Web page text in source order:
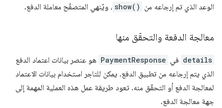
الوعد الذي تم إرجاعه من show() ، ويُنهي المتصفّح معاملة الدفع.
معالجة الدفعة والتحقّق منها
details في PaymentResponse هو عنصر بيانات اعتماد الدفع
الذي يتم إرجاعه من تطبيق الدفع. يمكن للتاجر استخدام بيانات الاعتماد
لمعالجة الدفع أو التحقّق منه. تعود طريقة عمل هذه العملية المهمة إلى
جهة معالجة الدفع.